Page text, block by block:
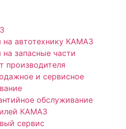
на автотехнику КАМАЗ
на запасные части
производителя
и сервисное
обслуживание
КАМАЗ
сервис